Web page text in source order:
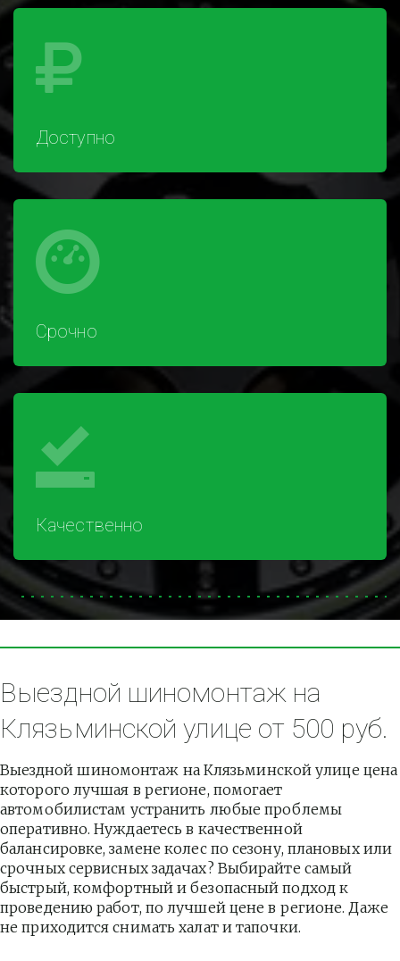
Доступно
Срочно
Качественно
Выездной шиномонтаж на
Клязьминской улице от 500 руб.
Выездной шиномонтаж на Клязьминской улице цена
которого лучшая в регионе, помогает
автомобилистам устранить любые проблемы
оперативно. Нуждаетесь в качественной
балансировке, замене колес по сезону, плановых или
срочных сервисных задачах? Выбирайте самый
быстрый, комфортный и безопасный подход к
проведению работ, по лучшей цене в регионе. Даже
не приходится снимать халат и тапочки.